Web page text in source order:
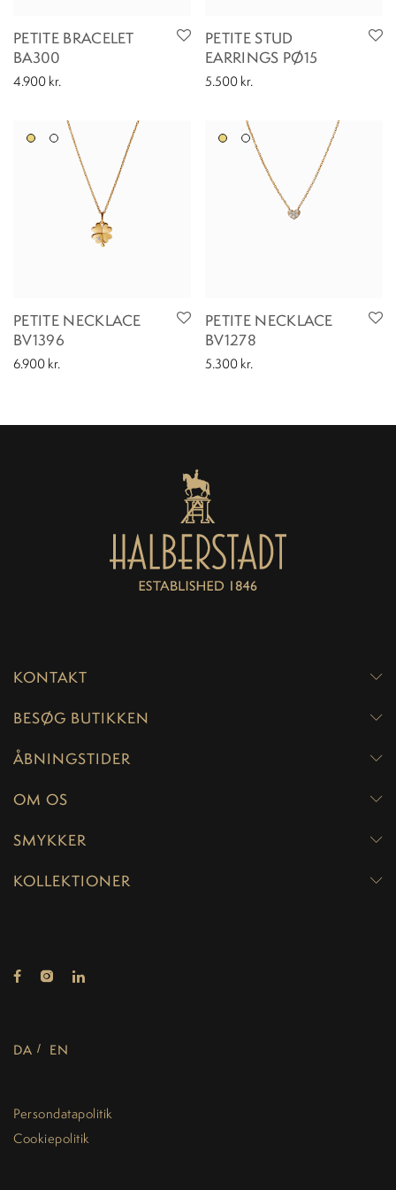
PETITE BRACELET
BA300
4.900 kr.
PETITE STUD
EARRINGS PØ15
5.500 kr.
PETITE NECKLACE
BV1396
6.900 kr.
PETITE NECKLACE
BV1278
5.300 kr.
KONTAKT
BESØG BUTIKKEN
ÅBNINGSTIDER
OM OS
SMYKKER
KOLLEKTIONER
DA EN
Persondatapolitik
Cookiepolitik